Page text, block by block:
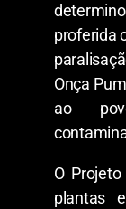
proferida
Onça
ao
O
plantas